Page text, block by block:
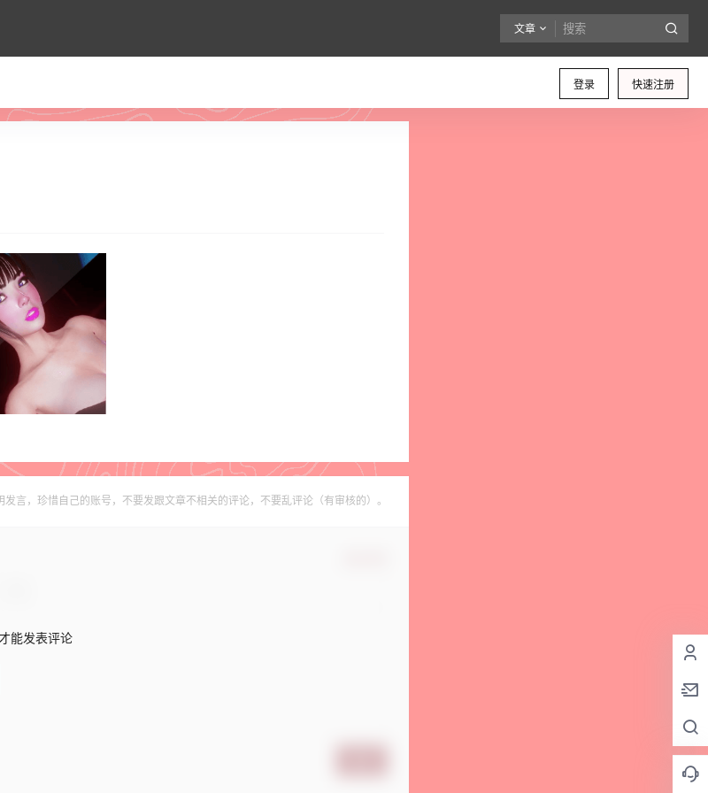
文章
登录 快速注册
发言，珍惜自己的账号，不要发跟文章不相关的评论，不要乱评论（有审核的）。
能发表评论